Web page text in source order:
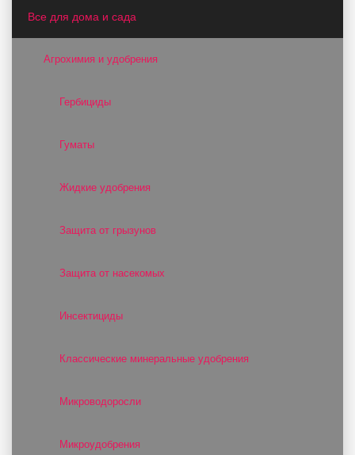
Все для дома и сада
Агрохимия и удобрения
Гербициды
Гуматы
Жидкие удобрения
Защита от грызунов
Защита от насекомых
Инсектициды
Классические минеральные удобрения
Микроводоросли
Микроудобрения